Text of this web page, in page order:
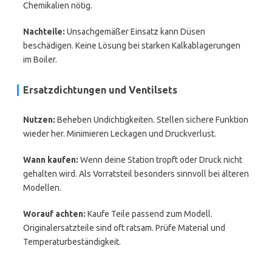
Chemikalien nötig.
Nachteile: Unsachgemäßer Einsatz kann Düsen
beschädigen. Keine Lösung bei starken Kalkablagerungen
im Boiler.
Ersatzdichtungen und Ventilsets
Nutzen: Beheben Undichtigkeiten. Stellen sichere Funktion
wieder her. Minimieren Leckagen und Druckverlust.
Wann kaufen: Wenn deine Station tropft oder Druck nicht
gehalten wird. Als Vorratsteil besonders sinnvoll bei älteren
Modellen.
Worauf achten: Kaufe Teile passend zum Modell.
Originalersatzteile sind oft ratsam. Prüfe Material und
Temperaturbeständigkeit.